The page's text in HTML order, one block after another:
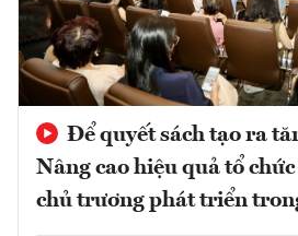
Để quyết sách tạo ra
Nâng cao hiệu quả tổ
chủ trương phát triển